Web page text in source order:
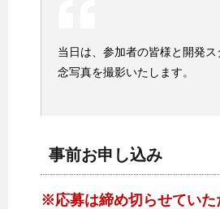
当日は、参加者の皆様と開発
念写真を撮影いたします。
事前お申し込み
※応募は締め切らせていた